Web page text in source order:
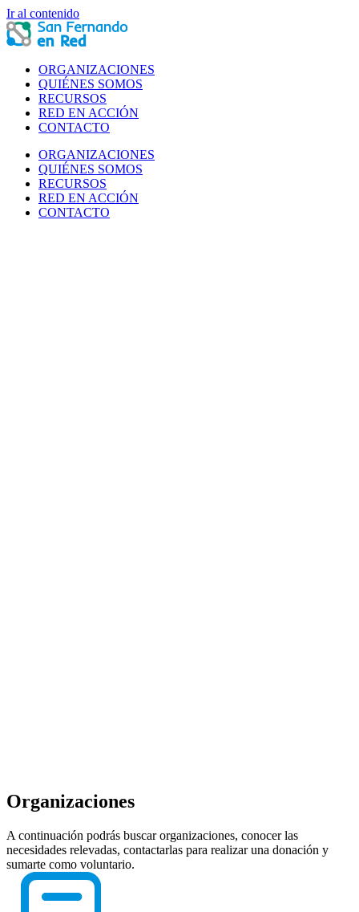
Ir al contenido
ORGANIZACIONES
QUIÉNES SOMOS
RECURSOS
RED EN ACCIÓN
CONTACTO
ORGANIZACIONES
QUIÉNES SOMOS
RECURSOS
RED EN ACCIÓN
CONTACTO
Organizaciones
A continuación podrás buscar organizaciones, conocer las
necesidades relevadas, contactarlas para realizar una donación y
sumarte como voluntario.